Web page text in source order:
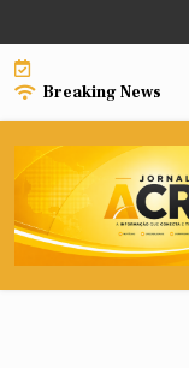
to
content
Breaking News
da dengue e